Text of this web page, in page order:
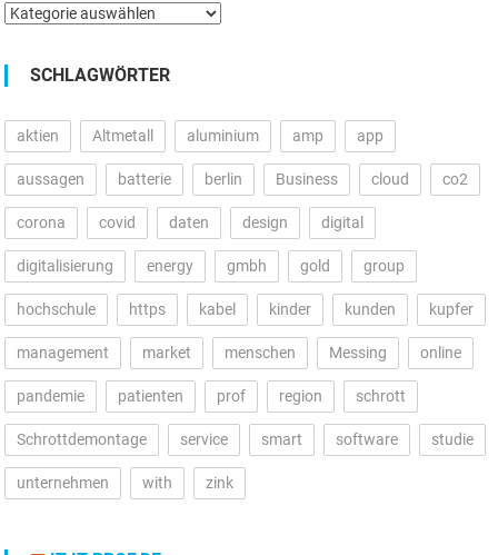
Kategorien
SCHLAGWÖRTER
aktien Altmetall aluminium amp app
aussagen batterie berlin Business cloud co2
corona covid daten design digital
digitalisierung energy gmbh gold group
hochschule https kabel kinder kunden kupfer
management market menschen Messing online
pandemie patienten prof region schrott
Schrottdemontage service smart software studie
unternehmen with zink